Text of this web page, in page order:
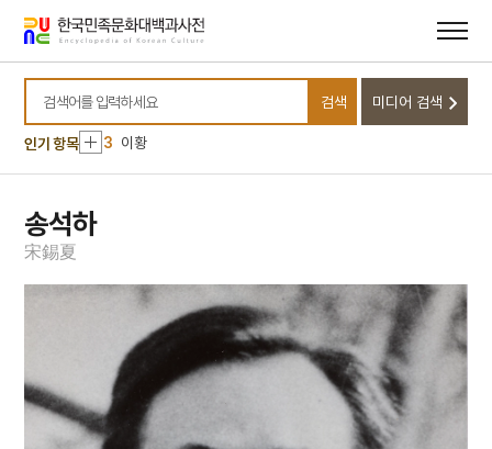
바로가기
바로가기
검색어를 입력하세요
검색 미디어 검색
인기 항목
10 비녀
1 금성대군
2 세조
3 이황
4 이이
단종
부활절
10
1
금성대군
2
세조
송석하
宋錫夏